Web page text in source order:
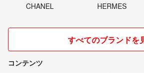
CHANEL HERMES
すべてのブランドを
コンテンツ